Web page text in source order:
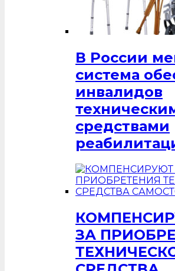
В России
система
инвалидов
средствами
ЗА